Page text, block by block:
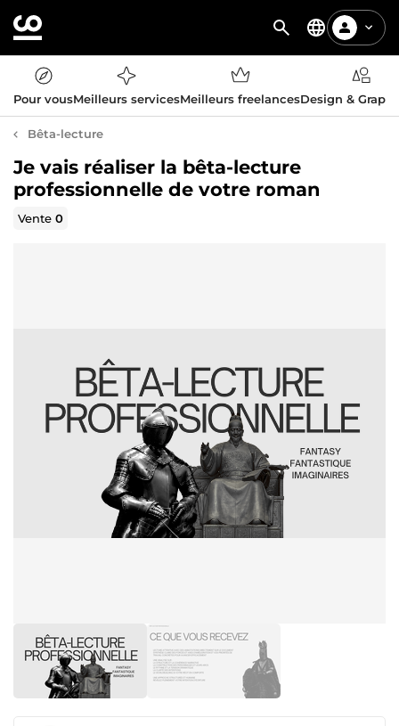
Pour vousMeilleurs servicesMeilleurs freelancesDesign &
Bêta-lecture
Je vais réaliser la bêta-lecture
professionnelle de votre roman
Vente0